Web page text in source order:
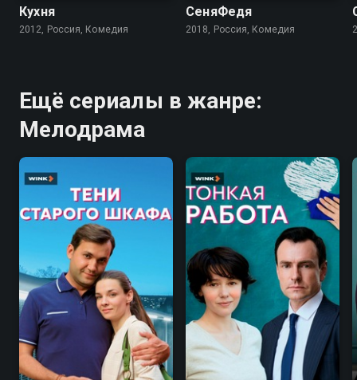
Кухня
2012, Россия, Комедия
СеняФедя
2018, Россия, Комедия
Ещё сериалы в жанре:
Мелодрама
7.2 7.2